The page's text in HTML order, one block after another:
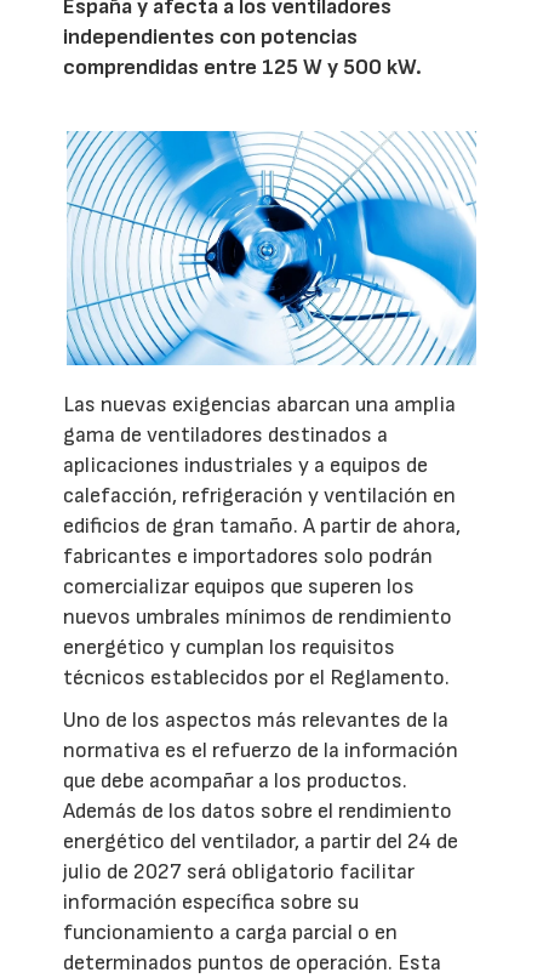
España y afecta a los ventiladores
independientes con potencias
comprendidas entre 125 W y 500 kW.
Las nuevas exigencias abarcan una amplia
gama de ventiladores destinados a
aplicaciones industriales y a equipos de
calefacción, refrigeración y ventilación en
edificios de gran tamaño. A partir de ahora,
fabricantes e importadores solo podrán
comercializar equipos que superen los
nuevos umbrales mínimos de rendimiento
energético y cumplan los requisitos
técnicos establecidos por el Reglamento.
Uno de los aspectos más relevantes de la
normativa es el refuerzo de la información
que debe acompañar a los productos.
Además de los datos sobre el rendimiento
energético del ventilador, a partir del 24 de
julio de 2027 será obligatorio facilitar
información específica sobre su
funcionamiento a carga parcial o en
determinados puntos de operación. Esta